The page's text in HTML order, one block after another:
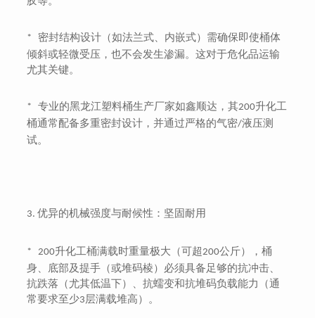
* 密封结构设计（如法兰式、内嵌式）需确保即使桶体
倾斜或轻微受压，也不会发生渗漏。这对于危化品运输
尤其关键。
*专业的黑龙江塑料桶生产厂家如鑫顺达，其200升化工
桶通常配备多重密封设计，并通过严格的气密/液压测
试。
3.优异的机械强度与耐候性：坚固耐用
* 200升化工桶满载时重量极大（可超200公斤），桶
身、底部及提手（或堆码棱）必须具备足够的抗冲击、
抗跌落（尤其低温下）、抗蠕变和抗堆码负载能力（通
常要求至少3 层满载堆高）。